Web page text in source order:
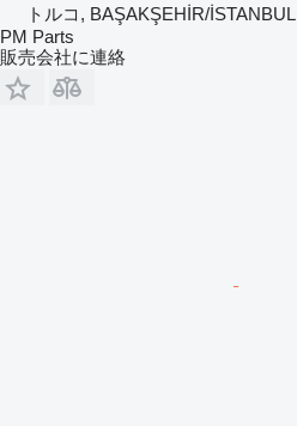
トルコ, BAŞAKŞEHİR/İSTANBUL
PM Parts
販売会社に連絡